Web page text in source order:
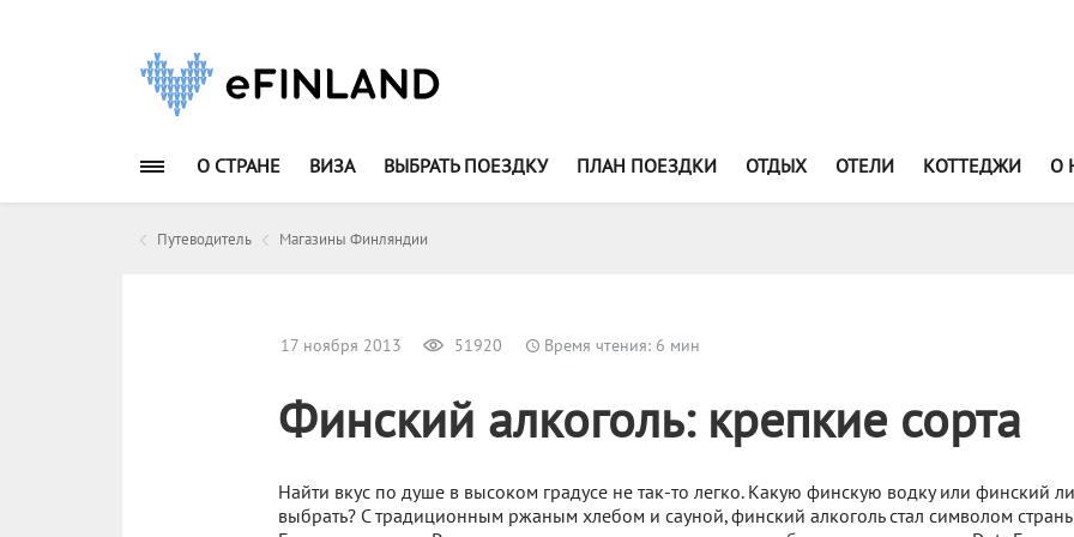
О СТРАНЕ ВИЗА ВЫБРАТЬ ПОЕЗДКУ ПЛАН ПОЕЗДКИ ОТДЫХ ОТЕЛИ КОТТЕДЖИ О
Путеводитель Магазины Финляндии
17 ноября 2013 51920 Время чтения: 6 мин
Финский алкоголь: крепкие сорта
Найти вкус по душе в высоком градусе не так-то легко. Какую финскую водку или финский
выбрать? С традиционным ржаным хлебом и сауной, финский алкоголь стал символом